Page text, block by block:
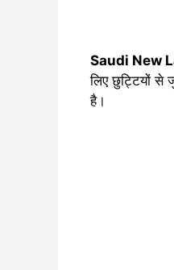
Saudi New
लिए छुट्टियों से
है।